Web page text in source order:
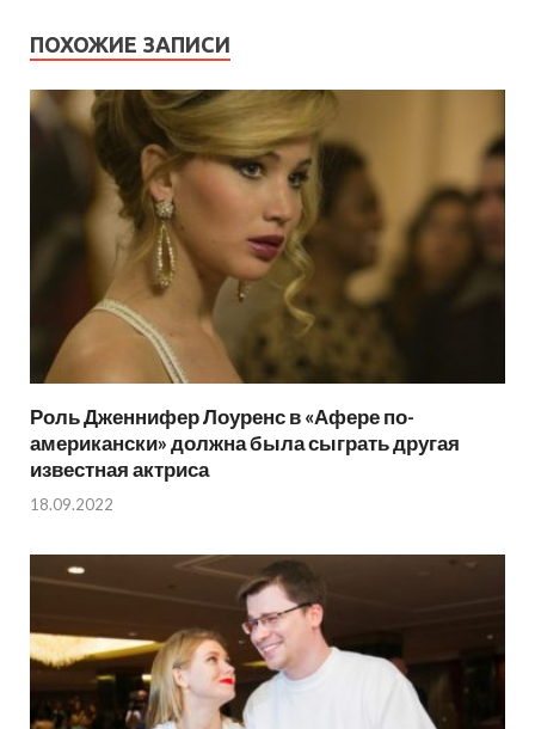
ПОХОЖИЕ ЗАПИСИ
Роль Дженнифер Лоуренс в «Афере по-
американски» должна была сыграть другая
известная актриса
18.09.2022